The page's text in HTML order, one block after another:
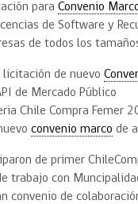
de Licitación
inversa
de
Bases Tipo
Trato directo
Subasta
electrónica
Requisitos
Sello
paraConvenio
de Software y
de todos los
licitación de nuevo
de Mercado Público
Chile Compra Femer
convenio marco de
de primer
trabajo con
convenio de